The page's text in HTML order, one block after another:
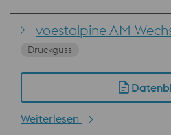
voestalpine AM
Druckguss
Weiterlesen